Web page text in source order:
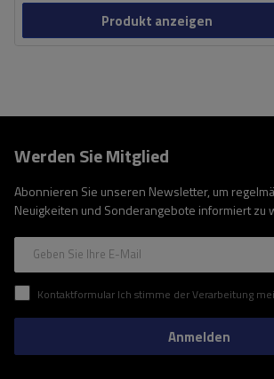
Produkt anzeigen
Werden Sie Mitglied
Abonnieren Sie unseren Newsletter, um
Neuigkeiten und Sonderangebote informiert zu
Geben Sie Ihre E-Mail
Kontaktformular Ich stimme der Verarbeitung meiner im Kontaktformular enthaltenen personenbezogenen Daten gemäß der
Anmelden